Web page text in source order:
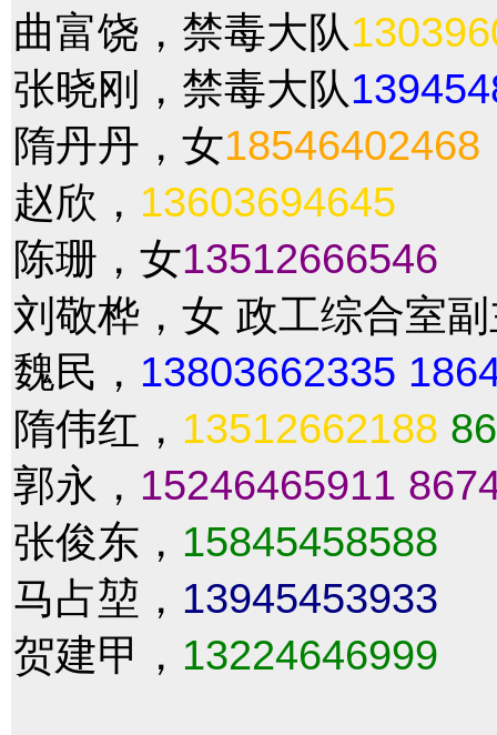
曲富饶，禁毒大队
张晓刚，禁毒大队
隋丹丹，女18546402468
赵欣， 13603694645
陈珊，女13512666546
刘敬桦，女 政工综合室
魏民， 13803662335
隋伟红， 13512662188
郭永， 15246465911
张俊东， 15845458588
马占堃， 13945453933
贺建甲， 13224646999